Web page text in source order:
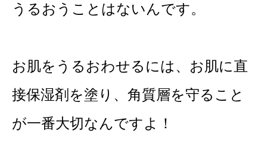
うるおうことはないんです。
お肌をうるおわせるには、お肌に直
接保湿剤を塗り、角質層を守ること
が一番大切なんですよ！